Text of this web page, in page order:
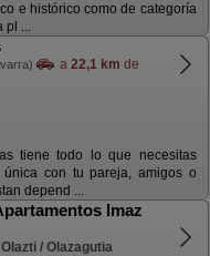
e histórico como de categoría
pl ...
a 22,1 km de
tiene todo lo que necesitas
con tu pareja, amigos o
depend ...
Imaz
Olazti / Olazagutia